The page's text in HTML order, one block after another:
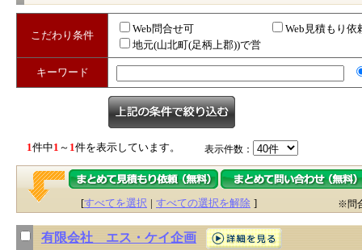
こだわり条件
Web問合せ可
Web見積もり依
地元(山北町(足柄上郡))で営
業
キーワード
1件中1 ～ 1件を表示しています。 表示件数：
[すべてを選択 | すべての選択を解除 ] ※問
有限会社 エス・ケイ企画